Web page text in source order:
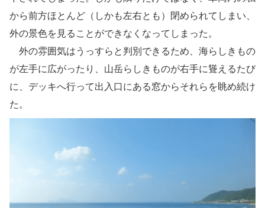
から前方ほとんど（しかも左右とも）閉められてしまい、
外の景色を見ることができなくなってしまった。
外の雰囲気はうっすらと判別できるため、海らしきもの
が左手に広がったり、山岳らしきものが右手に聳えるたび
に、デッキへ行って出入口にある窓からそれらを眺め続け
た。